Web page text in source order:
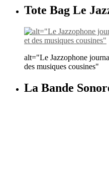
Tote Bag Le
alt="Le Jazzophone
des musiques cousines"
La Bande